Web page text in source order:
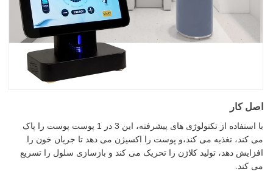
اصل کار
با استفاده از تکنولوژی های پیشرفته، این 3 در 1 پوست پوست را پاک
می کند، تغذیه می کند،و پوست را اکسیژن می دهد تا جریان خون را
افزایش دهد، تولید کلاژن را تحریک می کند و بازسازی سلول را تسریع
می کند.